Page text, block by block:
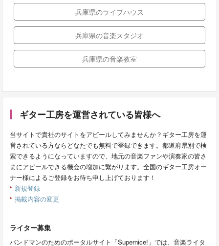
兵庫県のライブハウス
兵庫県の音楽スタジオ
兵庫県の音楽教室
ギター工房を運営されている皆様へ
当サイトで貴社のサイトをアピールしてみませんか？ギター工房を運
営されている方ならどなたでも無料で登録できます。都道府県別で検
索できるようになっていますので、地元の音楽ファンや演奏家の皆さ
まにアピールできる機会の増加に繋がります。全国のギター工房オー
ナー様によるご登録をお待ち申し上げております！
新規登録
掲載内容の変更
ライター募集
バンドマンのためのポータルサイト「Supernice!」では、音楽ライタ